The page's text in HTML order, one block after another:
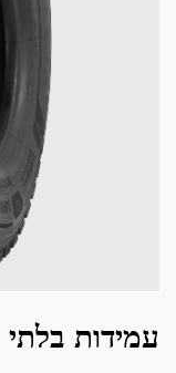
עמידות בלתי